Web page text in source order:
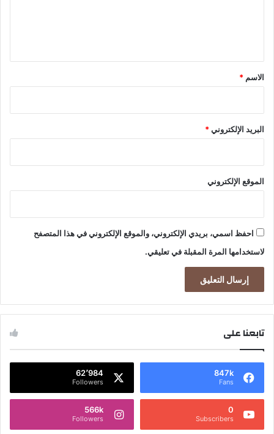
*
الاسم *
البريد الإلكتروني*
الموقع الإلكتروني
احفظ اسمي، بريدي الإلكتروني، والموقع الإلكتروني في هذا المتصفح
لاستخدامها المرة المقبلة في تعليقي.
تابعنا على
847k
Fans
62٬984
Followers
0
Subscribers
566k
Followers